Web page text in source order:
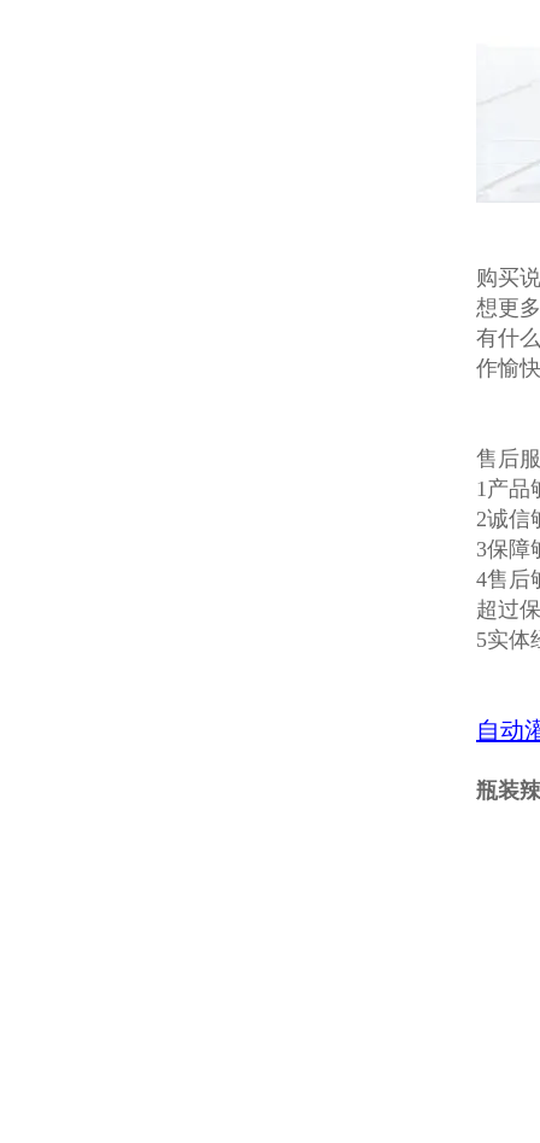
购买
想更
有什
作愉
售后
1产品
2诚信
3保障
4售后
超过
5实体
自动
瓶装